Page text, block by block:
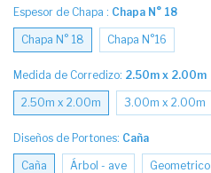
Espesor de Chapa : Chapa N° 18
Chapa N° 18 Chapa N°16
Medida de Corredizo: 2.50m x 2.00m
2.50m x 2.00m 3.00m x 2.00m
Diseños de Portones: Caña
Caña Árbol - ave Geometrico